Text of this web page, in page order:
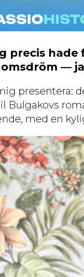
precis
—
presentera:
Bulgakovs
med en